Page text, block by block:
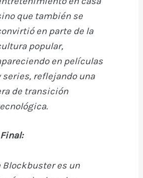
que también se
en parte de la
popular,
en películas
series, reflejando una
de transición
Blockbuster es un